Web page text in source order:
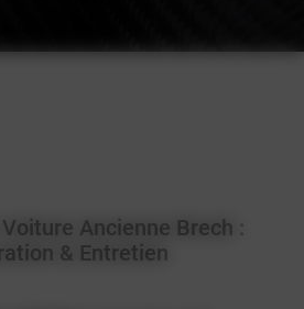
Ancienne Brech :
& Entretien